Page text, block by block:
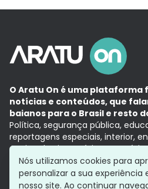
O Aratu On é uma plataforma
notícias e conteúdos, que
baianos para o Brasil e resto
Política, segurança pública,
reportagens especiais, interior,
Aqui, tudo vira notícia e a
com a credibilidade do Grupo
Grupo Aratu
Política de
Nós utilizamos cookies para
personalizar a sua experiência
nosso site. Ao continuar